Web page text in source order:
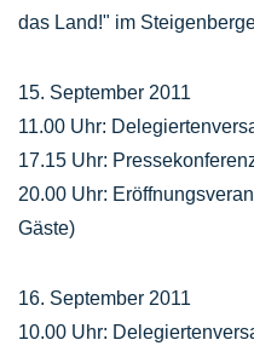
das Land!" im
15. September 2011
11.00 Uhr:
17.15 Uhr:
20.00 Uhr:
Gäste)
16. September 2011
10.00 Uhr: